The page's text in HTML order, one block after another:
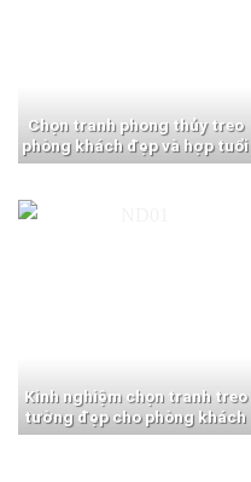
Chọn tranh phong thủy treo
phòng khách đẹp và hợp tuổi
Kinh nghiệm chọn tranh treo
tường đẹp cho phòng khách